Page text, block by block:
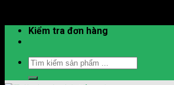
Kiểm tra đơn hàng